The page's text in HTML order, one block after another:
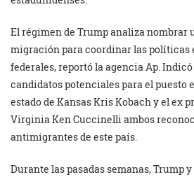
El régimen de Trump analiza nombrar
migración para coordinar las políticas
federales, reportó la agencia Ap.
candidatos potenciales para el puesto
estado de Kansas Kris Kobach y el ex
Virginia Ken Cuccinelli ambos
antimigrantes de este país.
Durante las pasadas semanas, Trump